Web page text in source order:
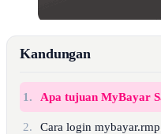
Kandungan
1. Apa tujuan MyBayar
2. Cara login